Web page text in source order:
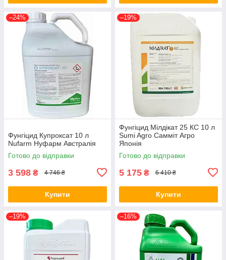
–24%
Фунгіцид Купроксат 10 л
Nufarm Нуфарм Австралія
Готово до відправки
3 598 ₴ 4 746 ₴
Купити
–19%
Фунгіцид Мілдікат 25 КС 10 л
Sumi Agro Самміт Агро
Японія
Готово до відправки
5 175 ₴ 6 410 ₴
Купити
–19% –16%